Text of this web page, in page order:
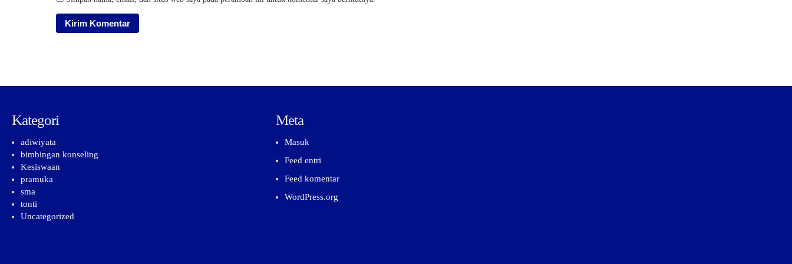
Kategori
adiwiyata
bimbingan konseling
Kesiswaan
pramuka
sma
tonti
Uncategorized
Meta
Masuk
Feed entri
Feed komentar
WordPress.org